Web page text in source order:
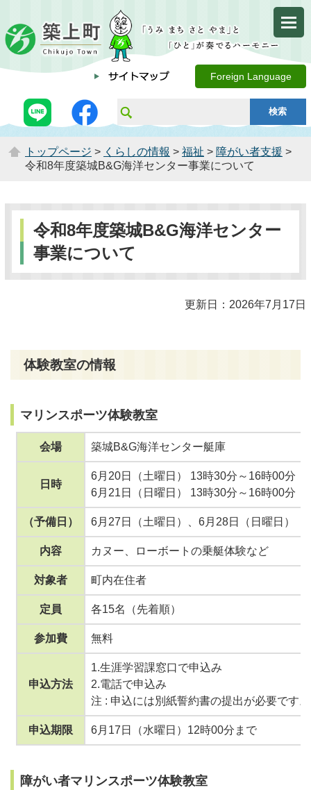
Foreign Language
トップページ > くらしの情報 > 福祉 > 障がい者支援 >
令和8年度築城B&G海洋センター事業について
令和8年度築城B&G海洋センター
事業について
更新日：2026年7月17日
体験教室の情報
マリンスポーツ体験教室
会場 築城B&G海洋センター艇庫
日時
6月20日（土曜日） 13時30分～16時00分
6月21日（日曜日） 13時30分～16時00分
（予備日） 6月27日（土曜日）、6月28日（日曜日）
内容 カヌー、ローボートの乗艇体験など
対象者 町内在住者
定員 各15名（先着順）
参加費 無料
申込方法
1.生涯学習課窓口で申込み
2.電話で申込み
注 : 申込には別紙誓約書の提出が必要です。
申込期限 6月17日（水曜日）12時00分まで
障がい者マリンスポーツ体験教室